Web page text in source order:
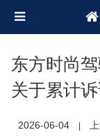
东方时尚
关于累计
2026-06-04